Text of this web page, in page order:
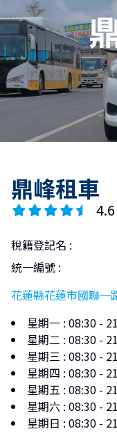
鼎峰租車
4.6
稅籍登記名 :
統一編號 :
花蓮縣花蓮市國聯一
星期一 : 08:30 -
星期二 : 08:30 -
星期三 : 08:30 -
星期四 : 08:30 -
星期五 : 08:30 -
星期六 : 08:30 -
星期日 : 08:30 -